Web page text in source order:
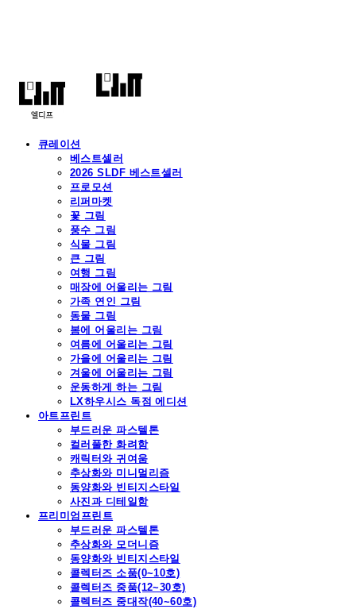
큐레이션
베스트셀러
2026 SLDF 베스트셀러
프로모션
리퍼마켓
꽃 그림
풍수 그림
식물 그림
큰 그림
여행 그림
매장에 어울리는 그림
가족 연인 그림
동물 그림
봄에 어울리는 그림
여름에 어울리는 그림
가을에 어울리는 그림
겨울에 어울리는 그림
운동하게 하는 그림
LX하우시스 독점 에디션
아트프린트
부드러운 파스텔톤
컬러풀한 화려함
캐릭터와 귀여움
추상화와 미니멀리즘
동양화와 빈티지스타일
사진과 디테일함
프리미엄프린트
부드러운 파스텔톤
추상화와 모더니즘
동양화와 빈티지스타일
콜렉터즈 소품(0~10호)
콜렉터즈 중품(12~30호)
콜렉터즈 중대작(40~60호)